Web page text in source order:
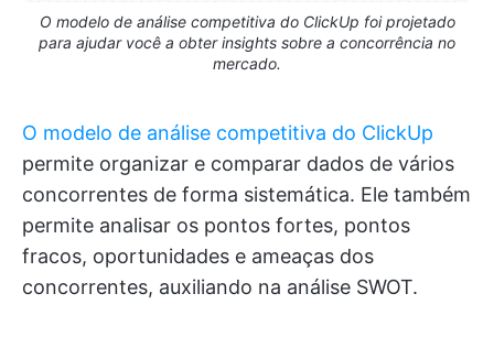
O modelo de análise competitiva do ClickUp foi projetado
para ajudar você a obter insights sobre a concorrência no
mercado.
O modelo de análise competitiva do ClickUp
permite organizar e comparar dados de vários
concorrentes de forma sistemática. Ele também
permite analisar os pontos fortes, pontos
fracos, oportunidades e ameaças dos
concorrentes, auxiliando na análise SWOT.